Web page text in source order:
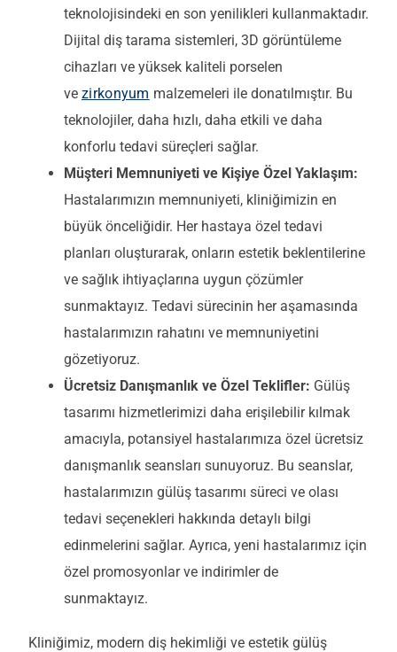
teknolojisindeki en son yenilikleri kullanmaktadır.
Dijital diş tarama sistemleri, 3D görüntüleme
cihazları ve yüksek kaliteli porselen
ve zirkonyum malzemeleri ile donatılmıştır. Bu
teknolojiler, daha hızlı, daha etkili ve daha
konforlu tedavi süreçleri sağlar.
Müşteri Memnuniyeti ve Kişiye Özel Yaklaşım:
Hastalarımızın memnuniyeti, kliniğimizin en
büyük önceliğidir. Her hastaya özel tedavi
planları oluşturarak, onların estetik beklentilerine
ve sağlık ihtiyaçlarına uygun çözümler
sunmaktayız. Tedavi sürecinin her aşamasında
hastalarımızın rahatını ve memnuniyetini
gözetiyoruz.
Ücretsiz Danışmanlık ve Özel Teklifler: Gülüş
tasarımı hizmetlerimizi daha erişilebilir kılmak
amacıyla, potansiyel hastalarımıza özel ücretsiz
danışmanlık seansları sunuyoruz. Bu seanslar,
hastalarımızın gülüş tasarımı süreci ve olası
tedavi seçenekleri hakkında detaylı bilgi
edinmelerini sağlar. Ayrıca, yeni hastalarımız için
özel promosyonlar ve indirimler de
sunmaktayız.
Kliniğimiz, modern diş hekimliği ve estetik gülüş